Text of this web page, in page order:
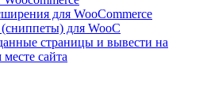
для WooCommerce
для WooC
страницы и вывести на
сайта